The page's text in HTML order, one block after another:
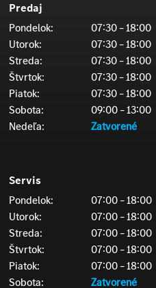
Predaj
Pondelok:
07:30 – 18:00
Utorok:
07:30 – 18:00
Streda:
07:30 – 18:00
Štvrtok:
07:30 – 18:00
Piatok:
07:30 – 18:00
Sobota:
09:00 – 13:00
Nedeľa:
Zatvorené
Servis
Pondelok:
07:00 – 18:00
Utorok:
07:00 – 18:00
Streda:
07:00 – 18:00
Štvrtok:
07:00 – 18:00
Piatok:
07:00 – 18:00
Sobota:
Zatvorené